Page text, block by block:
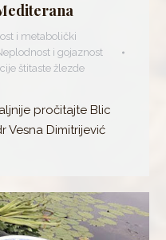
i metabolički
i gojaznost
štitaste žlezde
pročitajte Blic
Vesna Dimitrijević